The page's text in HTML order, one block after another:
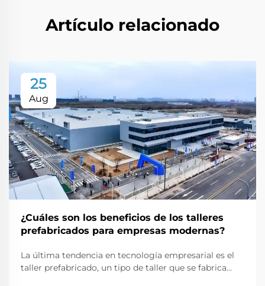
Artículo relacionado
25
Aug
¿Cuáles son los beneficios de los talleres
prefabricados para empresas modernas?
La última tendencia en tecnología empresarial es el
taller prefabricado, un tipo de taller que se fabrica